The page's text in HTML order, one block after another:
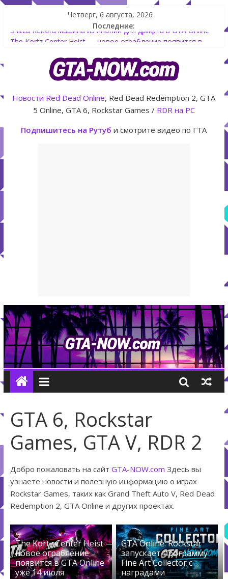
Четверг, 6 августа, 2026
Последние:
Shitzu Keitora машина из Японии для дрифта в GTA Online
GTA Online уже 14 июля
GTA Online: Rockstar запускает программу Fine Art Collector
с наградами
Летнее обновление для GTA 5 Online The Kortz Center Heist
Как создать аккаунт Rockstar Games Social Club инструкция
Новости Red Dead Online, Red Dead Redemption 2, GTA
5 Online, GTA 6, Rockstar Games / RDR на PC
Подпишитесь на Рутуб и смотрите видео по ГТА
GTA 6, Rockstar
Games, GTA V, RDR 2
Добро пожаловать на сайт GTA-NOW.com Здесь вы
узнаете новости и полезную информацию о играх
Rockstar Games, таких как Grand Theft Auto V, Red Dead
Redemption 2, GTA Online и других проектах.
The Kortz Center Heist —
новое ограбление
появится в GTA Online
уже 14 июля
GTA Online: Rockstar
запускает программу
Fine Art Collector с
наградами